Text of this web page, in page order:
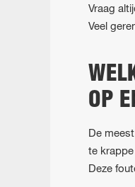
Vraag
Veel
OP
De
te
Deze